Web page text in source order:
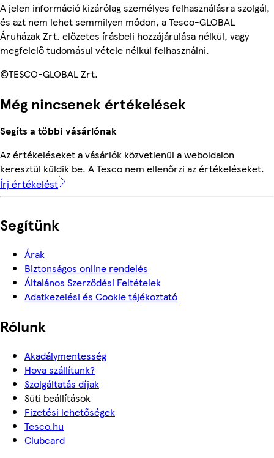
A jelen információ kizárólag személyes felhasználásra szolgál,
és azt nem lehet semmilyen módon, a Tesco-GLOBAL
Áruházak Zrt. előzetes írásbeli hozzájárulása nélkül, vagy
megfelelő tudomásul vétele nélkül felhasználni.
©TESCO-GLOBAL Zrt.
Még nincsenek értékelések
Segíts a többi vásárlónak
Az értékeléseket a vásárlók közvetlenül a weboldalon
keresztül küldik be. A Tesco nem ellenőrzi az értékeléseket.
Írj értékelést
Segítünk
Árak
Biztonságos online rendelés
Általános Szerződési Feltételek
Adatkezelési és Cookie tájékoztató
Rólunk
Akadálymentesség
Hova szállítunk?
Szolgáltatás díjak
Süti beállítások
Fizetési lehetőségek
Tesco.hu
Clubcard